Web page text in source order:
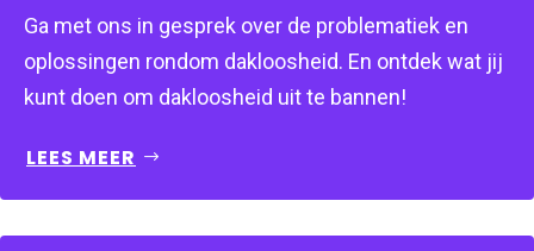
Ga met ons in gesprek over de problematiek en
oplossingen rondom dakloosheid. En ontdek wat jij
kunt doen om dakloosheid uit te bannen!
LEES MEER